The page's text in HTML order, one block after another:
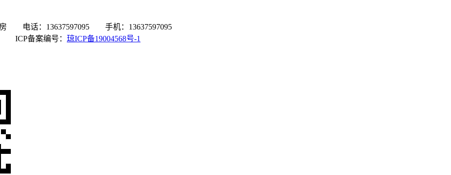
房 电话：13637597095 手机：13637597095
ICP备案编号： 琼ICP备19004568号-1